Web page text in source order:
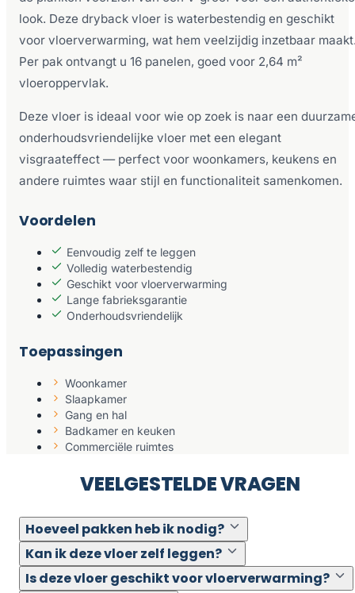
look. Deze dryback vloer is waterbestendig en geschikt
voor vloerverwarming, wat hem veelzijdig inzetbaar
Per pak ontvangt u 16 panelen, goed voor 2,64 m²
vloeroppervlak.
Deze vloer is ideaal voor wie op zoek is naar een
onderhoudsvriendelijke vloer met een elegant
visgraateffect — perfect voor woonkamers, keukens en
andere ruimtes waar stijl en functionaliteit samenkomen.
Voordelen
Eenvoudig zelf te leggen
Volledig waterbestendig
Geschikt voor vloerverwarming
Lange fabrieksgarantie
Onderhoudsvriendelijk
Toepassingen
Woonkamer
Slaapkamer
Gang en hal
Badkamer en keuken
Commerciële ruimtes
VEELGESTELDE VRAGEN
Hoeveel pakken heb ik nodig?
Kan ik deze vloer zelf leggen?
Is deze vloer geschikt voor vloerverwarming?